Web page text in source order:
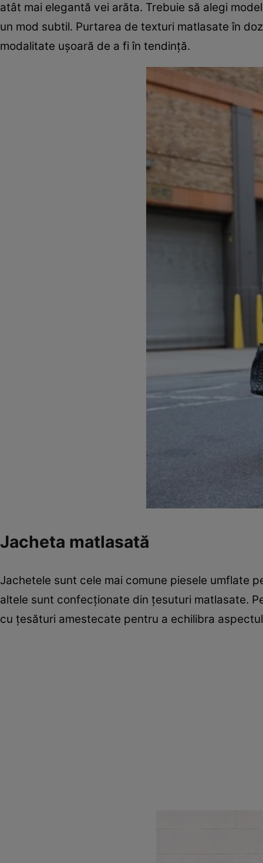
atât mai elegantă vei arăta. Trebuie să alegi
un mod subtil. Purtarea de texturi matlasate în
modalitate uşoară de a fi în tendinţă.
Jacheta matlasată
Jachetele sunt cele mai comune piesele umflate
altele sunt confecţionate din ţesuturi matlasate.
cu ţesături amestecate pentru a echilibra